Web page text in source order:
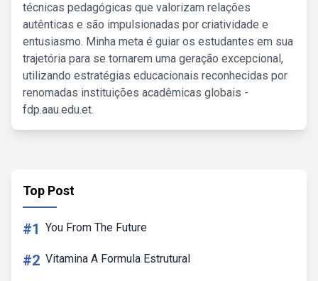
técnicas pedagógicas que valorizam relações
autênticas e são impulsionadas por criatividade e
entusiasmo. Minha meta é guiar os estudantes em sua
trajetória para se tornarem uma geração excepcional,
utilizando estratégias educacionais reconhecidas por
renomadas instituições acadêmicas globais -
fdp.aau.edu.et.
Top Post
#1 You From The Future
#2 Vitamina A Formula Estrutural